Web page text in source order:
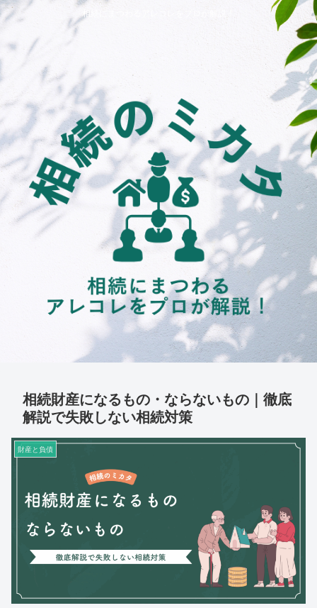
相続にまつわるアレコレをプロが解説！
相続財産になるもの・ならないもの｜徹底
解説で失敗しない相続対策
財産と負債